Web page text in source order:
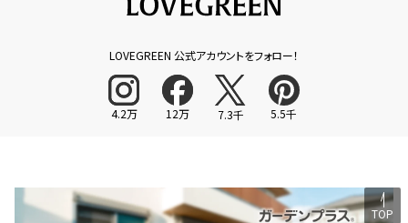
LOVEGREEN 公式アカウントをフォロー！
4.2万 12万 7.3千 5.5千
TOP